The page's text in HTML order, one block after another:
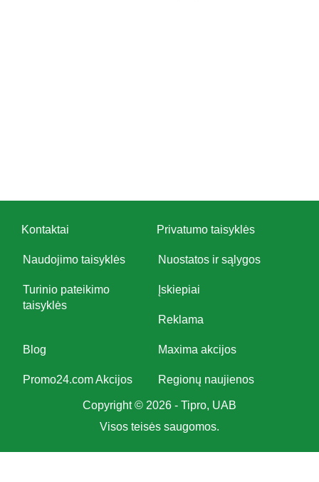
Kontaktai Privatumo taisyklės
Naudojimo taisyklės Nuostatos ir sąlygos
Turinio pateikimo
taisyklės
Įskiepiai
Reklama
Blog Maxima akcijos
Promo24.com Akcijos Regionų naujienos
Copyright © 2026 - Tipro, UAB
Visos teisės saugomos.